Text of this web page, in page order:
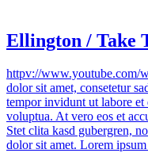
Ellington / Take
httpv://www.youtube.com/
dolor sit amet, consetetur
tempor invidunt ut labore et
voluptua. At vero eos et
Stet clita kasd gubergren,
dolor sit amet. Lorem